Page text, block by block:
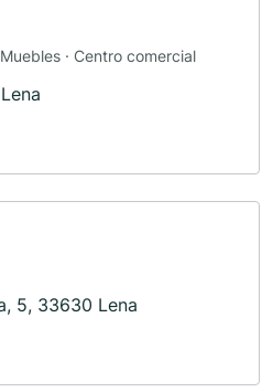
· Centro comercial
5, 33630 Lena